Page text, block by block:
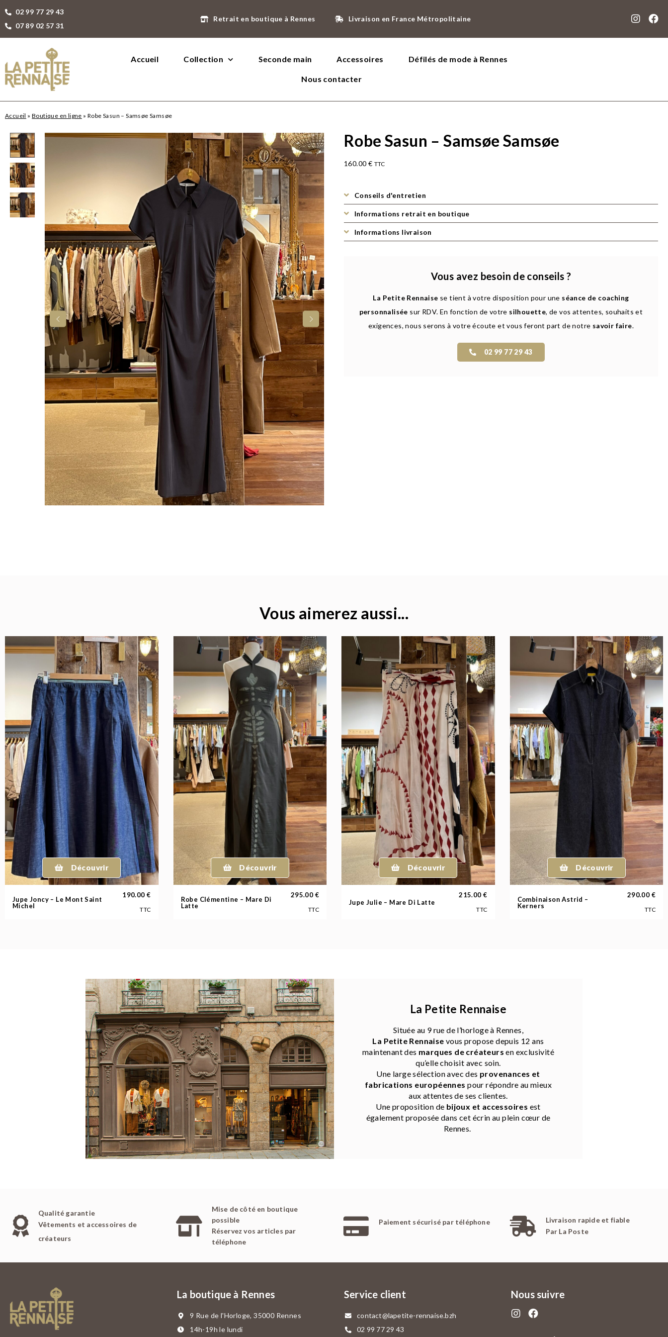
02 99 77 29 43
07 89 02 57 31
Retrait en boutique à Rennes Livraison en France Métropolitaine
Accueil Collection Seconde main Accessoires Défilés de mode à Rennes
Nous contacter
Accueil »Boutique en ligne »Robe Sasun – Samsøe Samsøe
Robe Sasun – Samsøe Samsøe
160.00 € TTC
Conseils d'entretien
Informations retrait en boutique
Informations livraison
Vous avez besoin de conseils ?
La Petite Rennaise se tient à votre disposition pour une séance de coaching
personnalisée sur RDV. En fonction de votre silhouette, de vos attentes, souhaits et
exigences, nous serons à votre écoute et vous feront part de notre savoir faire.
02 99 77 29 43
Vous aimerez aussi...
Découvrir
Jupe Joncy – Le Mont Saint
Michel
190.00€
TTC
Découvrir
Robe Clémentine – Mare Di
Latte
295.00 €
TTC
Découvrir
Jupe Julie – Mare Di Latte
215.00€
TTC
Découvrir
Combinaison Astrid –
Kerners
290.00 €
TTC
La Petite Rennaise
Située au 9 rue de l’horloge à Rennes,
La Petite Rennaise vous propose depuis 12 ans
maintenant des marques de créateurs en exclusivité
qu’elle choisit avec soin.
Une large sélection avec des provenances et
fabrications européennes pour répondre au mieux
aux attentes de ses clientes.
Une proposition de bijoux et accessoires est
également proposée dans cet écrin au plein cœur de
Rennes.
Qualité garantie
Vêtements et accessoires de
créateurs
Mise de côté en boutique
possible
Réservez vos articles par
téléphone
Paiement sécurisé par téléphone
Livraison rapide et fiable
Par La Poste
La boutique à Rennes
9 Rue de l'Horloge, 35000 Rennes
14h-19h le lundi
Service client
contact@lapetite-rennaise.bzh
02 99 77 29 43
Nous suivre